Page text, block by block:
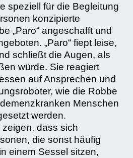
speziell für die Begleitung
konzipierte
„Paro“ angeschafft und
„Paro“ fiept leise,
schließt die Augen, als
würde. Sie reagiert
auf Ansprechen und
wie die Robbe
Menschen
werden.
dass sich
die sonst häufig
einem Sessel sitzen,